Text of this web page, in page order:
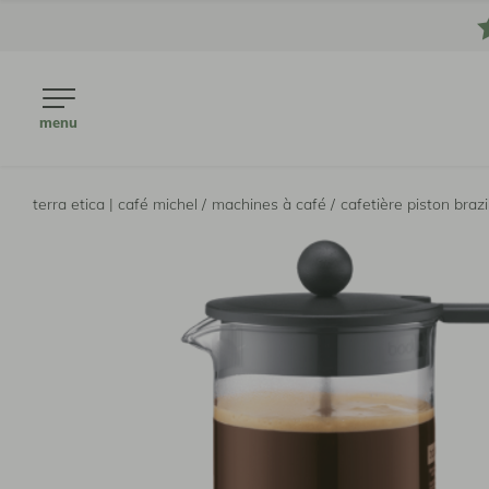
menu
terra etica | café michel / machines à café / cafetière piston